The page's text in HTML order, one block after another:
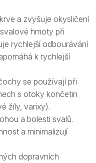
a zvyšuje okysličení
hmoty při
rychlejší odbourávání
k rychlejší
se používají při
s otoky končetin
žíly, varixy).
a bolesti svalů.
a minimalizují
dopravních